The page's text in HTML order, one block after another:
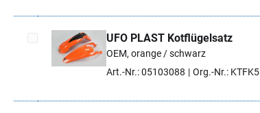
Artikel auswählen
UFO PLAST Kotflügelsatz
OEM, orange / schwarz
Art.-Nr.: 05103088
Org.-Nr.: